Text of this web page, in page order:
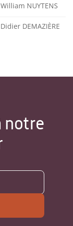
William NUYTENS
Didier DEMAZIÈRE
notre